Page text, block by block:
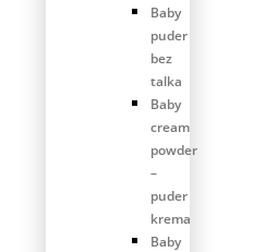
Baby
puder
bez
talka
Baby
cream
powder
–
puder
krema
Baby